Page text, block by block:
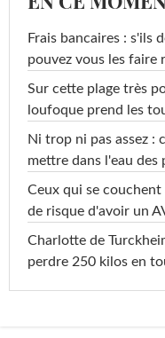
Frais bancaires : s'ils
pouvez vous les faire
Sur cette plage très
loufoque prend les
Ni trop ni pas assez :
mettre dans l'eau des
Ceux qui se
de risque d'avoir un
Charlotte de
perdre 250 kilos en